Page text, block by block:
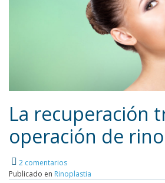
La recuperación
operación de
2 comentarios
Publicado en Rinoplastia